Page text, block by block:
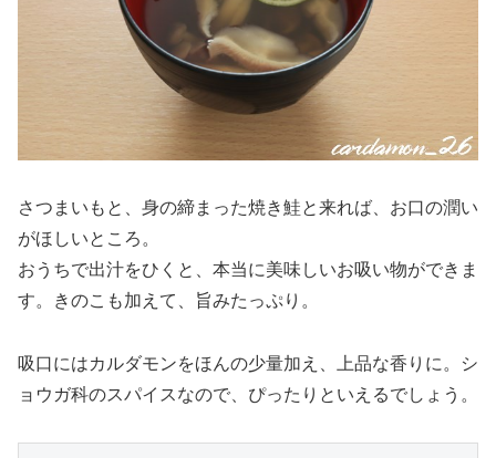
さつまいもと、身の締まった焼き鮭と来れば、お口の潤い
がほしいところ。
おうちで出汁をひくと、本当に美味しいお吸い物ができま
す。きのこも加えて、旨みたっぷり。
吸口にはカルダモンをほんの少量加え、上品な香りに。シ
ョウガ科のスパイスなので、ぴったりといえるでしょう。